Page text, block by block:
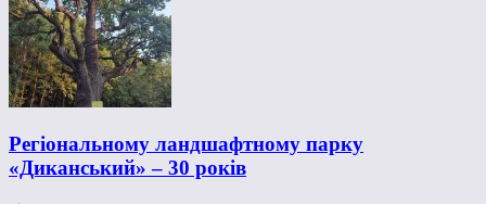
Регіональному ландшафтному парку
«Диканський» – 30 років